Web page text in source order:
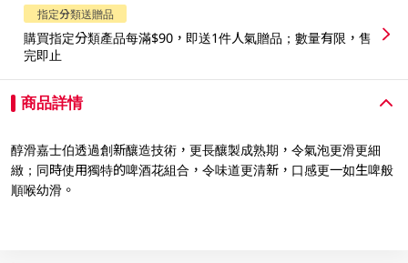
指定分類送贈品
購買指定分類產品每滿$90，即送1件人氣贈品；數量有限，售
完即止
商品詳情
醇滑嘉士伯透過創新釀造技術，更長釀製成熟期，令氣泡更滑更細
緻；同時使用獨特的啤酒花組合，令味道更清新，口感更一如生啤般
順喉幼滑。